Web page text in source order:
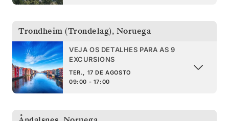
Trondheim (Trondelag), Noruega
VEJA OS DETALHES PARA AS 9
EXCURSIONS
TER., 17 DE AGOSTO
09:00 - 17:00